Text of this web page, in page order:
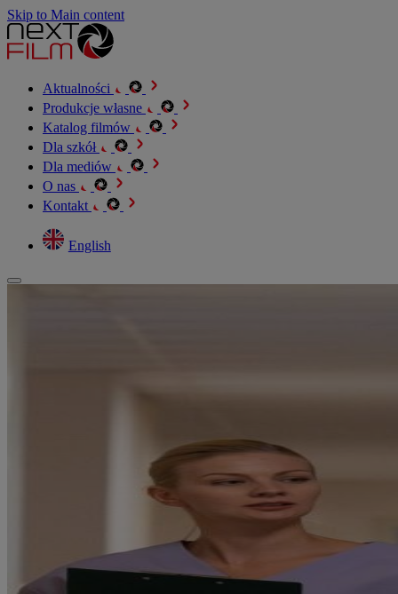
Skip to Main content
Aktualności
Produkcje własne
Katalog filmów
Dla szkół
Dla mediów
O nas
Kontakt
English